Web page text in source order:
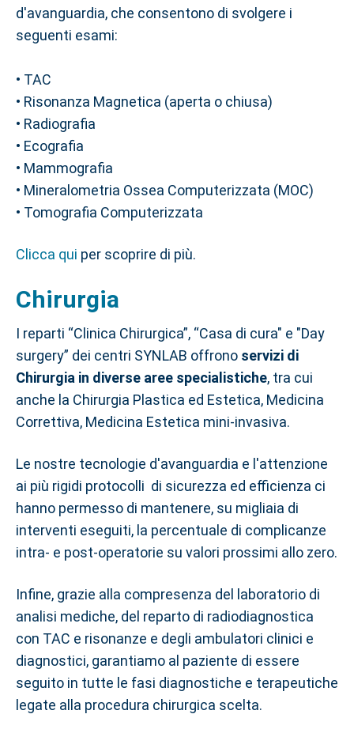
d'avanguardia, che consentono di svolgere i
seguenti esami:
• TAC
• Risonanza Magnetica (aperta o chiusa)
• Radiografia
• Ecografia
• Mammografia
• Mineralometria Ossea Computerizzata (MOC)
• Tomografia Computerizzata
Clicca qui per scoprire di più.
Chirurgia
I reparti “Clinica Chirurgica”, “Casa di cura" e "Day
surgery” dei centri SYNLAB offrono servizi di
Chirurgia in diverse aree specialistiche, tra cui
anche la Chirurgia Plastica ed Estetica, Medicina
Correttiva, Medicina Estetica mini-invasiva.
Le nostre tecnologie d'avanguardia e l'attenzione
ai più rigidi protocolli di sicurezza ed efficienza ci
hanno permesso di mantenere, su migliaia di
interventi eseguiti, la percentuale di complicanze
intra- e post-operatorie su valori prossimi allo zero.
Infine, grazie alla compresenza del laboratorio di
analisi mediche, del reparto di radiodiagnostica
con TAC e risonanze e degli ambulatori clinici e
diagnostici, garantiamo al paziente di essere
seguito in tutte le fasi diagnostiche e terapeutiche
legate alla procedura chirurgica scelta.